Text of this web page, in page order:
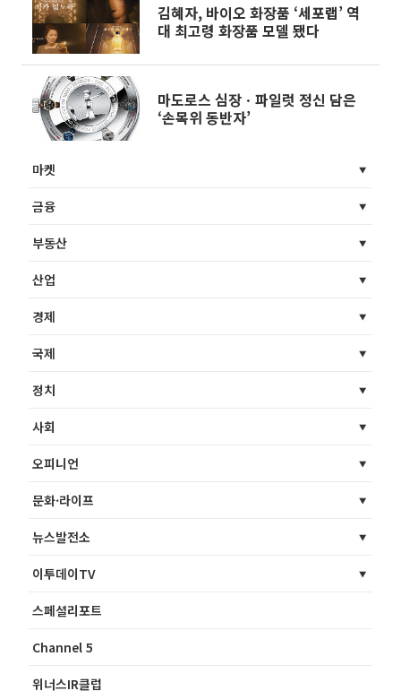
김혜자, 바이오 화장품 ‘세포랩’ 역
대 최고령 화장품 모델 됐다
마도로스 심장ㆍ파일럿 정신 담은
‘손목위 동반자’
마켓
금융
부동산
산업
경제
국제
정치
사회
오피니언
문화·라이프
뉴스발전소
이투데이TV
스페셜리포트
Channel 5
위너스IR클럽